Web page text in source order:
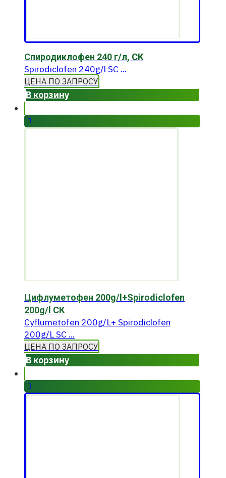
Спиродиклофен 240 г/л, СК
Spirodiclofen 240g/l SC ...
ЦЕНА ПО ЗАПРОСУ
В корзину
Цифлуметофен 200g/l+Spirodiclofen
200g/l СК
Cyflumetofen 200g/L+ Spirodiclofen
200g/L SC ...
ЦЕНА ПО ЗАПРОСУ
В корзину